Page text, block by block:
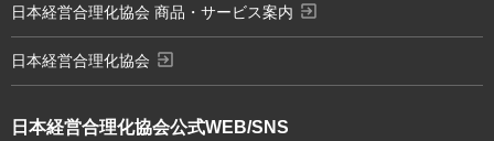
日本経営合理化協会公式WEB/SNS
日本経営合理化協会 商品・サービス案内 exit_to_app
日本経営合理化協会 exit_to_app